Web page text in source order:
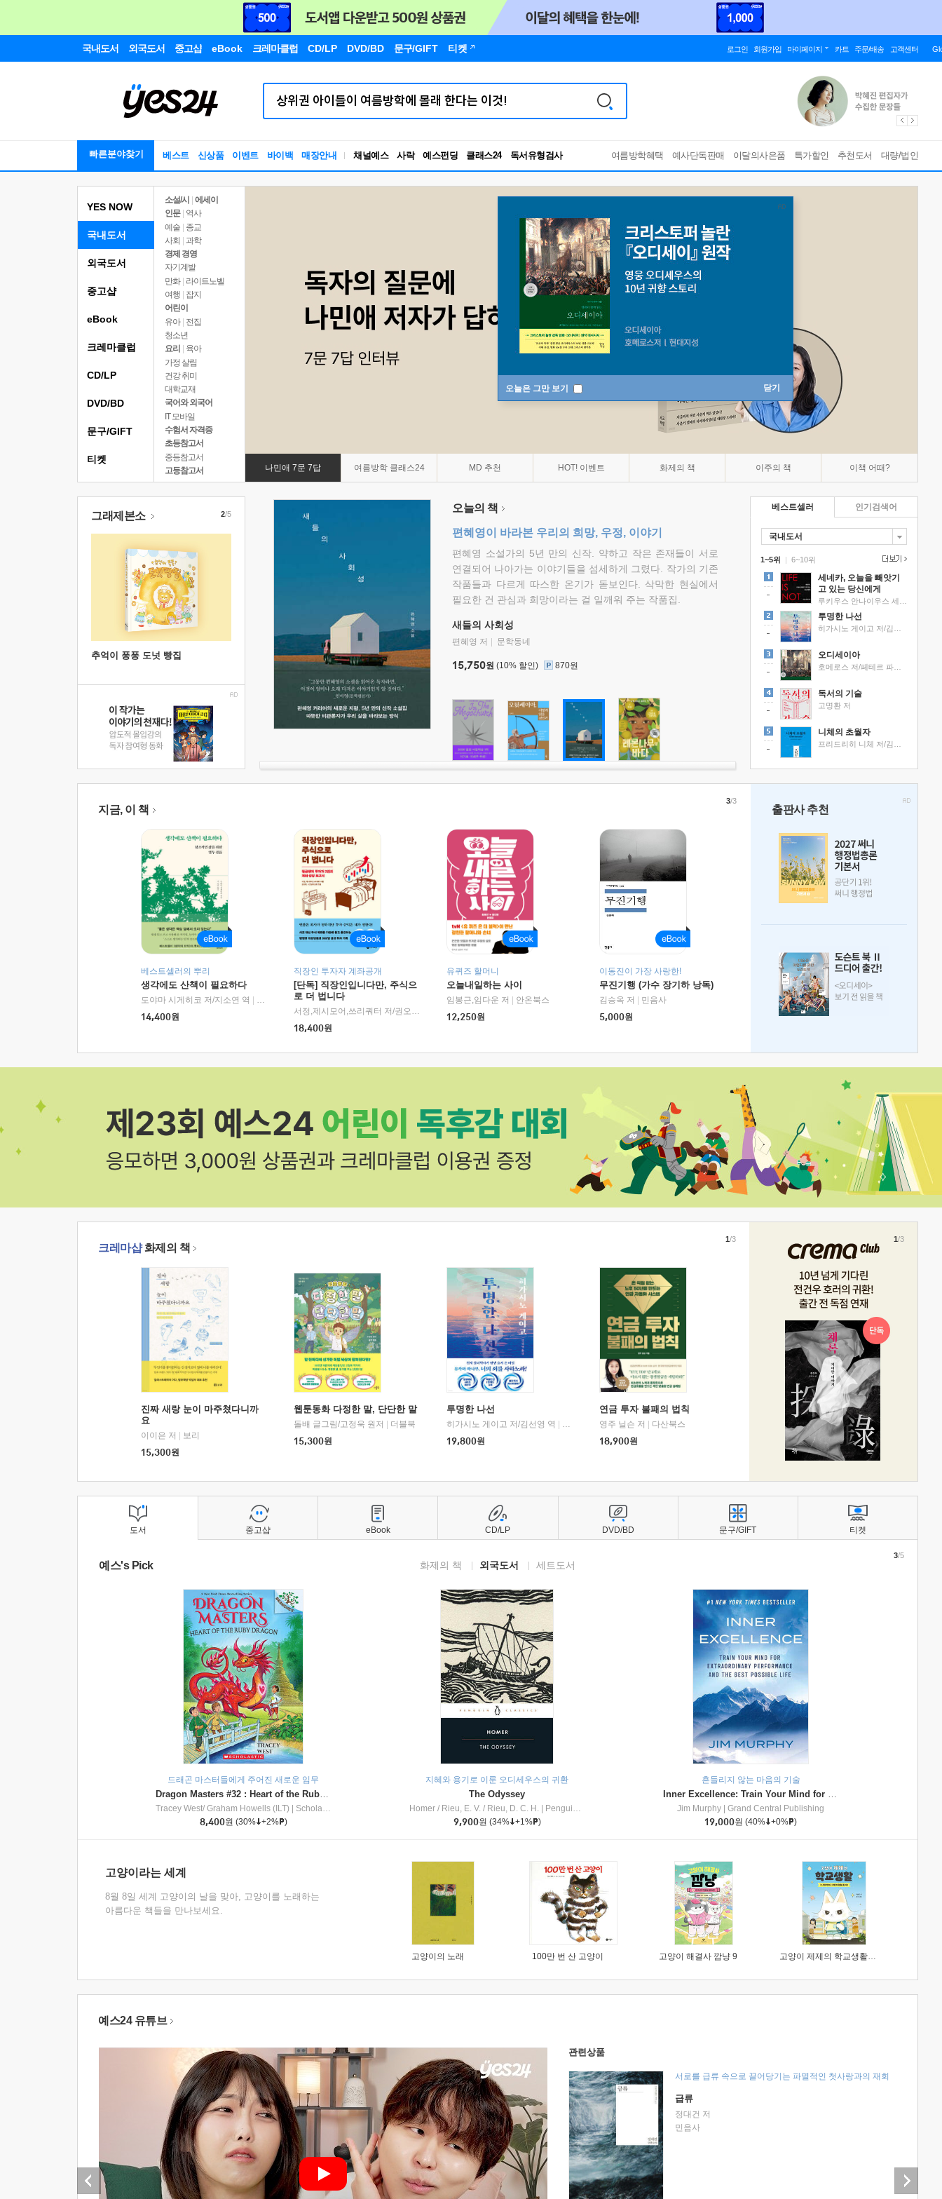
국내도서 외국도서 중고샵 eBook 크레마클럽 CD/LP DVD/BD 문구/GIFT 티켓 로그인 회원가입 마이페이지 카트 주문/배송 고객센터
빠른분야찾기 베스트 신상품 이벤트 바이백 매장안내 채널예스 사락 예스펀딩 클래스24
RBTI Lab
독서유형검사
여름방학혜택 예사단독판매 이달의사은품 특가할인 추천도서 대량/법인
오늘은 그만 보기 닫기
YES NOW
국내도서
소설/시
에세이
인문
역사
예술 | 종교
사회 | 과학
경제 경영
자기계발
만화 | 라이트노벨
여행
잡지
어린이
유아 | 전집
청소년
요리
육아
가정 살림
건강 취미
대학교재
국어와 외국어
IT 모바일
수험서 자격증
초등참고서
중등참고서
고등참고서
나민애 7문 7답 여름방학 클래스24 MD 추천 HOT! 이벤트 화제의 책 이주의 책 이책 어때?
외국도서
중고샵
eBook
크레마클럽
CD/LP
DVD/BD
문구/GIFT
티켓
그래제본소
추억이 퐁퐁 도넛 빵집
2/5 오늘의 책
편혜영이 바라본 우리의 희망, 우정, 이야기
편혜영 소설가의 5년 만의 신작. 약하고 작은 존재들이 서로
연결되어 나아가는 이야기들을 섬세하게 그렸다. 작가의 기존
작품들과 다르게 따스한 온기가 돋보인다. 삭막한 현실에서
필요한 건 관심과 희망이라는 걸 일깨워 주는 작품집.
새들의 사회성
편혜영 저 문학동네
15,750원 (10% 할인) 870원
베스트셀러
국내도서
1~5위 |
세네카, 오늘을 빼앗기
고 있는 당신에게
투명한 나선
오디세이아
독서의 기술
고명환 저
니체의 초월자
6~10위
인기검색어
지금, 이 책
베스트셀러의 뿌리
생각에도 산책이 필요하다
도야마 시게히코 저/지소연 역
알에이치코리아(RHK)
14,400원
직장인 투자자 계좌공개
[단독] 직장인입니다만, 주식으
로 더 법니다
서정,제시모어,쓰리쿼터 저/권오태,시그널리포트 편
18,400원
유퀴즈 할머니
오늘내일하는 사이
임봉근,임다운 저
안온북스
12,250원
이동진이 가장 사랑한!
무진기행 (가수 장기하 낭독)
김승옥 저
민음사
5,000원
3/3
출판사 추천
크레마샵화제의 책
진짜 새랑 눈이 마주쳤다니까
요
이이은 저
보리
15,300원
웹툰동화 다정한 말, 단단한 말
돌배 글그림/고정욱 원저
더블북
15,300원
투명한 나선
히가시노 게이고 저/김선영 역
북다
19,800원
연금 투자 불패의 법칙
영주 닐슨 저
다산북스
18,900원
1/3 1/3
도서
예스's Pick 화제의 책 외국도서 세트도서
드래곤 마스터들에게 주어진 새로운 임무
Dragon Masters #32 : Heart of the Ruby Dragon (A Branches Book)
Tracey West/ Graham Howells (ILT)
Scholastic Inc
8,400원 (30% +2% )
지혜와 용기로 이룬 오디세우스의 귀환
The Odyssey
Homer / Rieu, E. V. / Rieu, D. C. H.
Penguin Group
9,900원 (34% +1% )
흔들리지 않는 마음의 기술
Inner Excellence: Train Your Mind for Extraordinary Performance and the Best Possible Life
Jim Murphy
Grand Central Publishing
19,000원 (40% +0% )
3/5
고양이라는 세계
8월 8일 세계 고양이의 날을 맞아, 고양이를 노래하는
아름다운 책들을 만나보세요.
고양이의 노래 100만 번 산 고양이 고양이 해결사 깜냥 9 고양이 제제의 학교생활 1 : 초등학생이 이렇게 힘들 줄이야
중고샵 eBook CD/LP DVD/BD 문구/GIFT 티켓
예스24 유튜브
관련상품
서로를 급류 속으로 끌어당기는 파멸적인 첫사랑과의 재회
급류
정대건 저
민음사